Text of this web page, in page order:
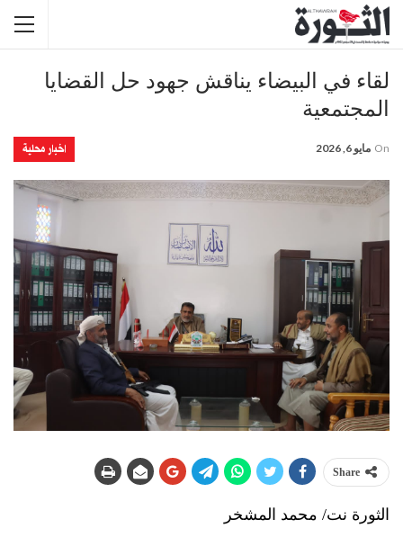
لقاء في البيضاء يناقش جهود حل القضايا
المجتمعية
اخبار محلية On مايو 6, 2026
Share
الثورة نت/ محمد المشخر